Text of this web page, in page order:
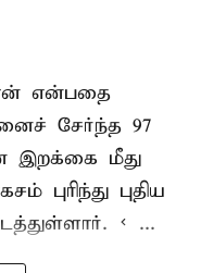
என்பதை
சேர்ந்த 97
இறக்கை மீது
புரிந்து புதிய
< ...